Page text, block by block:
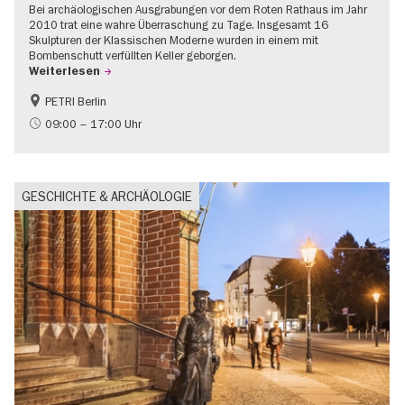
Bei archäologischen Ausgrabungen vor dem Roten Rathaus im Jahr
2010 trat eine wahre Überraschung zu Tage. Insgesamt 16
Skulpturen der Klassischen Moderne wurden in einem mit
Bombenschutt verfüllten Keller geborgen.
Weiterlesen
NS-Geschichte
PETRI Berlin
09:00 – 17:00 Uhr
GESCHICHTE & ARCHÄOLOGIE